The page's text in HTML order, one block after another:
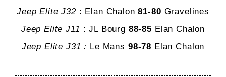
Jeep Elite J32: Elan Chalon81-80 Gravelines
Jeep Elite J11 : JL Bourg 88-85 Elan Chalon
Jeep Elite J31 : Le Mans 98-78 Elan Chalon